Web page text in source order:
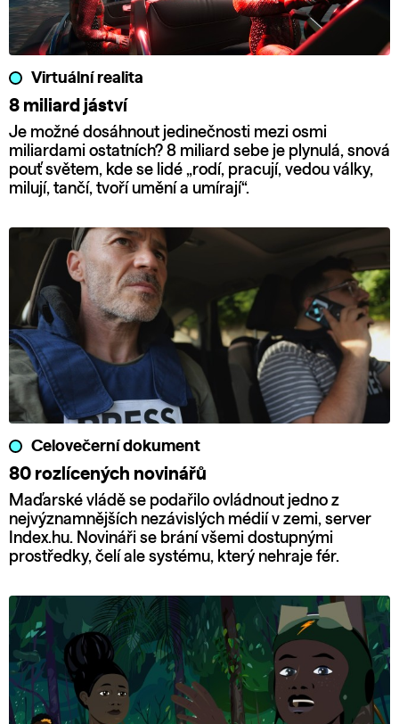
Virtuální realita
8 miliard jáství
Je možné dosáhnout jedinečnosti mezi osmi
miliardami ostatních? 8 miliard sebe je plynulá, snová
pouť světem, kde se lidé „rodí, pracují, vedou války,
milují, tančí, tvoří umění a umírají“.
Celovečerní dokument
80 rozlícených novinářů
Maďarské vládě se podařilo ovládnout jedno z
nejvýznamnějších nezávislých médií v zemi, server
Index.hu. Novináři se brání všemi dostupnými
prostředky, čelí ale systému, který nehraje fér.